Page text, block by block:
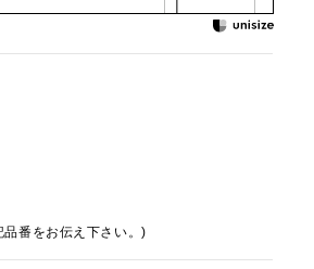
番をお伝え下さい。)